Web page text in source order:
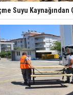
Finike
yapay resif
buluştu
Kepez
çıkıyor:
temizlendi
Suyu Kaynağından